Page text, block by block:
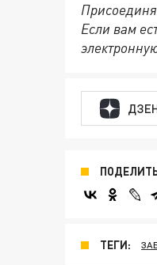
Если вам
ТЕГИ: